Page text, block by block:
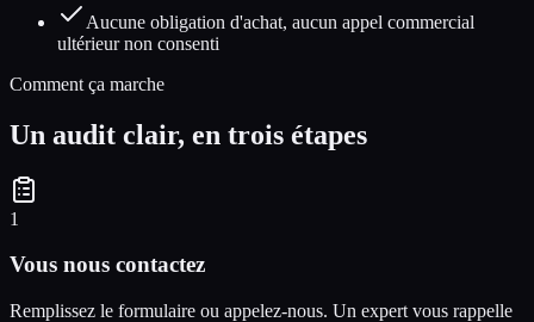
Aucune obligation d'achat, aucun appel commercial
ultérieur non consenti
Comment ça marche
Un audit clair, en trois étapes
1
Vous nous contactez
Remplissez le formulaire ou appelez-nous. Un expert vous rappelle